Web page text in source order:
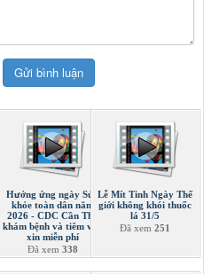
Hưởng ứng ngày Sức
khỏe toàn dân năm
2026 - CDC Cần Thơ
khám bệnh và tiêm vắc
xin miễn phí
Đã xem 338
Lễ Mít Tinh Ngày Thế
giới không khói thuốc
lá 31/5
Đã xem251